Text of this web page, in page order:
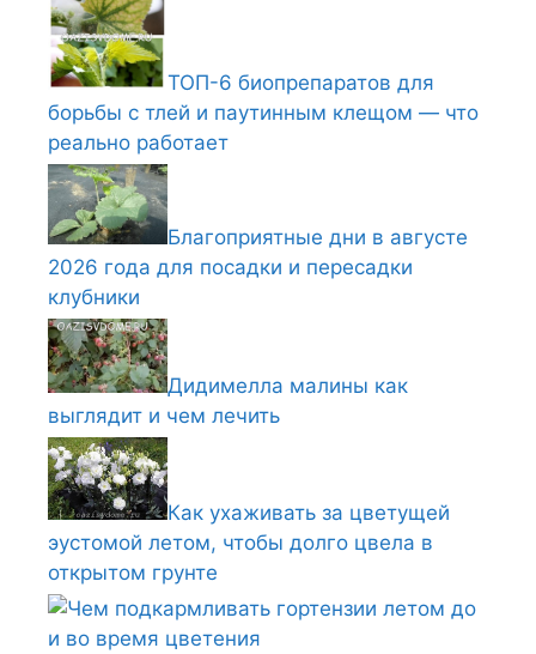
ТОП-6 биопрепаратов для
борьбы с тлей и паутинным клещом — что
реально работает
Благоприятные дни в августе
2026 года для посадки и пересадки
клубники
Дидимелла малины как
выглядит и чем лечить
Как ухаживать за цветущей
эустомой летом, чтобы долго цвела в
открытом грунте